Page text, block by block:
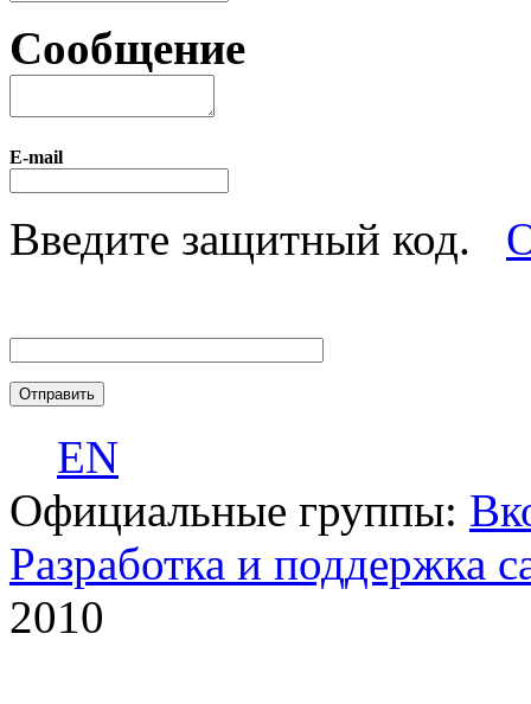
Сообщение
E-mail
Введите защитный код.
EN
Официальные группы:
Разработка и поддержка
2010